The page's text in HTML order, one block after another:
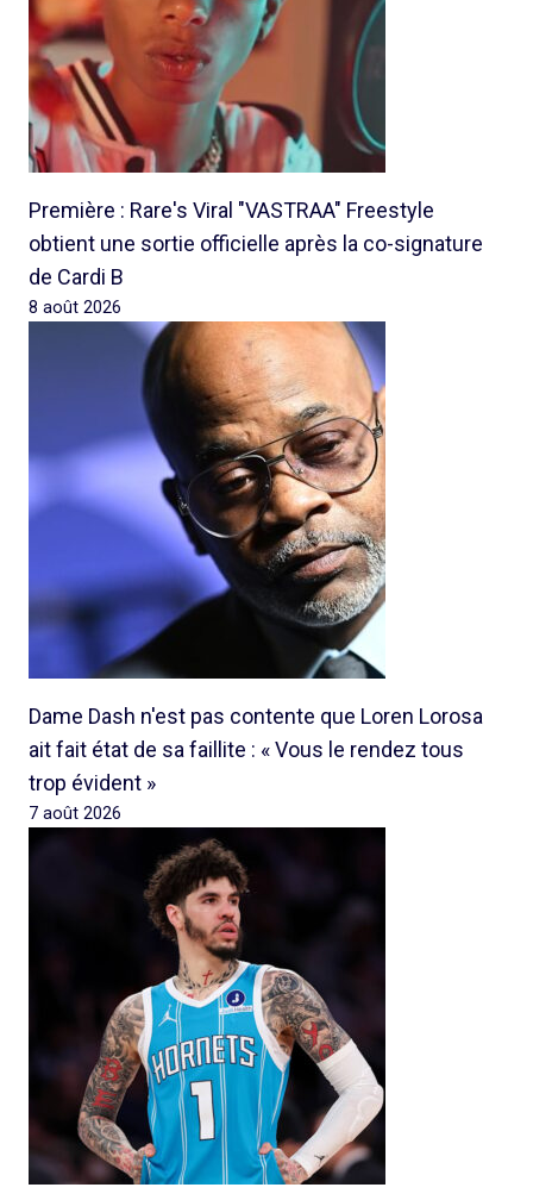
Première : Rare's Viral "VASTRAA" Freestyle
obtient une sortie officielle après la co-signature
de Cardi B
8 août 2026
Dame Dash n'est pas contente que Loren Lorosa
ait fait état de sa faillite : « Vous le rendez tous
trop évident »
7 août 2026